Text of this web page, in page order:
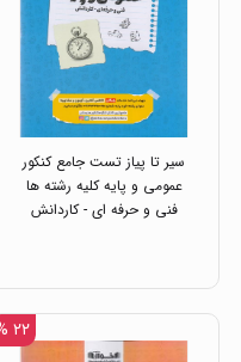
سیر تا پیاز تست جامع کنکور
عمومی و پایه کلیه رشته ها
فنی و حرفه ای - کاردانش
۲۲ %